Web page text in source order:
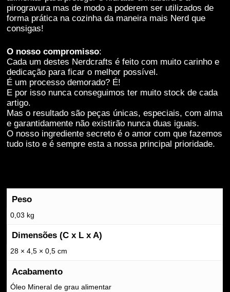
pirogravura mas de modo a poderem ser utilizados de
forma prática na cozinha da maneira mais Nerd que
consigas!
O nosso compromisso:
Cada um destes Nerdcrafts é feito com muito carinho e
dedicação para ficar o melhor possível.
É um processo demorado? É!
E por isso nunca conseguimos ter muito stock de cada
artigo.
Mas o resultado são peças únicas, especiais, com alma
e garantidamente não existirão nunca duas iguais.
O nosso ingrediente secreto é o amor com que fazemos
tudo isto e é sempre esta a nossa principal prioridade.
Peso
0,03 kg
Dimensões (C x L x A)
28 × 4,5 × 0,5 cm
Acabamento
Óleo Mineral de grau alimentar
recusares
estas cookies,
algumas
desaparecerão
do website.
Marketing
Partilhar os teus
interesses e
comportamentos
enquanto visitas
o nosso site, vai
e ofertas
personalizados.